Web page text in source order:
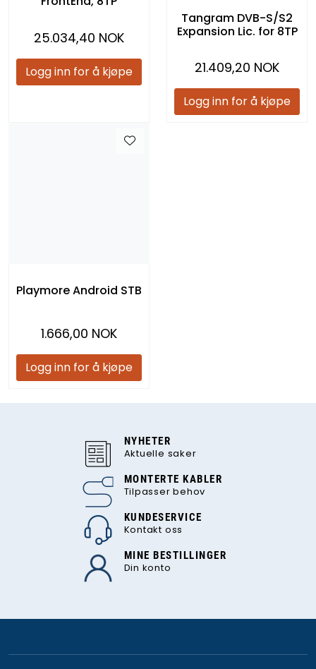
25.034,40 NOK
Logg inn for å kjøpe
Tangram DVB-S/S2
Expansion Lic. for 8TP
21.409,20 NOK
Logg inn for å kjøpe
Playmore Android STB
1.666,00 NOK
Logg inn for å kjøpe
NYHETER
Aktuelle saker
MONTERTE KABLER
Tilpasser behov
KUNDESERVICE
Kontakt oss
MINE BESTILLINGER
Din konto